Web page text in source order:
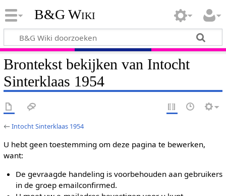
B&G Wiki
Brontekst bekijken van Intocht
Sinterklaas 1954
←Intocht Sinterklaas 1954
U hebt geen toestemming om deze pagina te bewerken,
want:
De gevraagde handeling is voorbehouden aan gebruikers
in de groep emailconfirmed.